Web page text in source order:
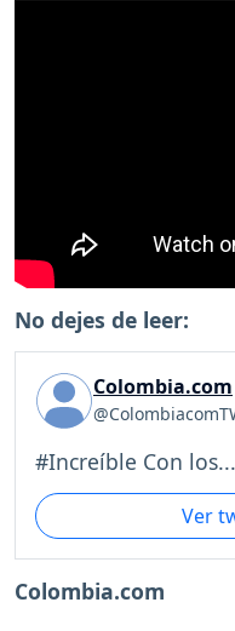
No dejes de leer:
Colombia.com
#Increíble Con los...
Ver
Colombia.com